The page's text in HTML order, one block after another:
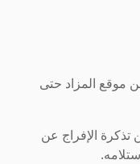
موقع المزاد حتى
الإفراج عن